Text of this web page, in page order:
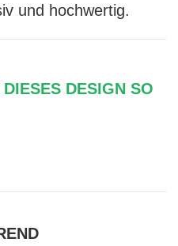
und hochwertig.
DESIGN SO